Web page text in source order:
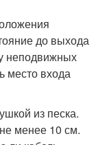
до выхода
неподвижных
место входа
из песка.
менее 10 см.